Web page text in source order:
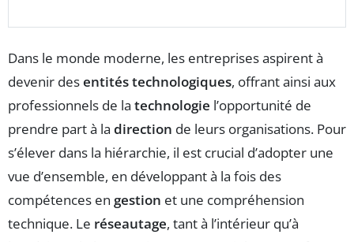
Dans le monde moderne, les entreprises aspirent à
devenir desentités technologiques, offrant ainsi aux
professionnels de la technologie l’opportunité de
prendre part à la direction de leurs organisations. Pour
s’élever dans la hiérarchie, il est crucial d’adopter une
vue d’ensemble, en développant à la fois des
compétences en gestion et une compréhension
technique. Le réseautage, tant à l’intérieur qu’à